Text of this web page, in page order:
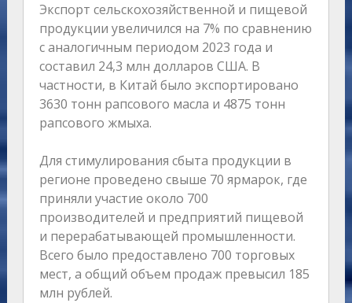
Экспорт сельскохозяйственной и пищевой
продукции увеличился на 7% по сравнению
с аналогичным периодом 2023 года и
составил 24,3 млн долларов США. В
частности, в Китай было экспортировано
3630 тонн рапсового масла и 4875 тонн
рапсового жмыха.
Для стимулирования сбыта продукции в
регионе проведено свыше 70 ярмарок, где
приняли участие около 700
производителей и предприятий пищевой
и перерабатывающей промышленности.
Всего было предоставлено 700 торговых
мест, а общий объем продаж превысил 185
млн рублей.